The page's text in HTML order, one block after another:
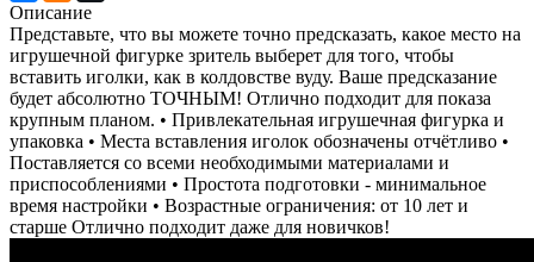
Описание
Представьте, что вы можете точно предсказать, какое место на
игрушечной фигурке зритель выберет для того, чтобы
вставить иголки, как в колдовстве вуду. Ваше предсказание
будет абсолютно ТОЧНЫМ! Отлично подходит для показа
крупным планом. • Привлекательная игрушечная фигурка и
упаковка • Места вставления иголок обозначены отчётливо •
Поставляется со всеми необходимыми материалами и
приспособлениями • Простота подготовки - минимальное
время настройки • Возрастные ограничения: от 10 лет и
старше Отлично подходит даже для новичков!